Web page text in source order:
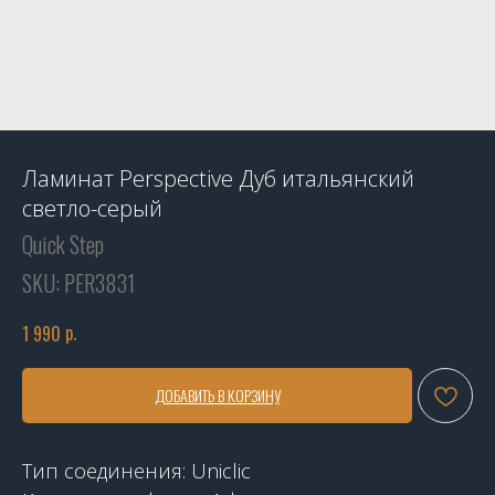
Ламинат Perspective Дуб итальянский
светло-серый
Quick Step
SKU: PER3831
1 990 р.
ДОБАВИТЬ В КОРЗИНУ
Тип соединения: Uniclic